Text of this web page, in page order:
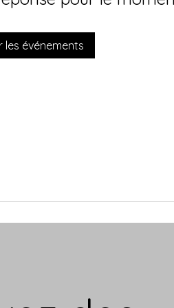
les événements